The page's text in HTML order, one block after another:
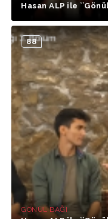
Hasan ALP ile
88
GÖNÜL BAĞI